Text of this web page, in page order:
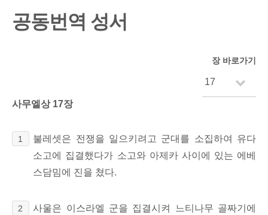
공동번역 성서
장 바로가기
사무엘상 17장
1
불레셋은 전쟁을 일으키려고 군대를 소집하여 유다
소고에 집결했다가 소고와 아제카 사이에 있는 에베
스담밈에 진을 쳤다.
2
사울은 이스라엘 군을 집결시켜 느티나무 골짜기에